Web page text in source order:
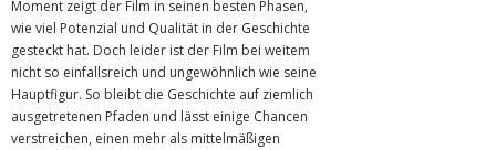
Moment zeigt der Film in seinen besten Phasen,
wie viel Potenzial und Qualität in der Geschichte
gesteckt hat. Doch leider ist der Film bei weitem
nicht so einfallsreich und ungewöhnlich wie seine
Hauptfigur. So bleibt die Geschichte auf ziemlich
ausgetretenen Pfaden und lässt einige Chancen
verstreichen, einen mehr als mittelmäßigen